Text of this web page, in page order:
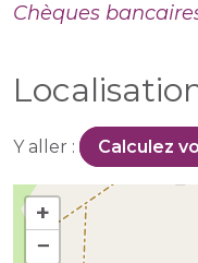
Chèques
Y aller : Calculez
+
−